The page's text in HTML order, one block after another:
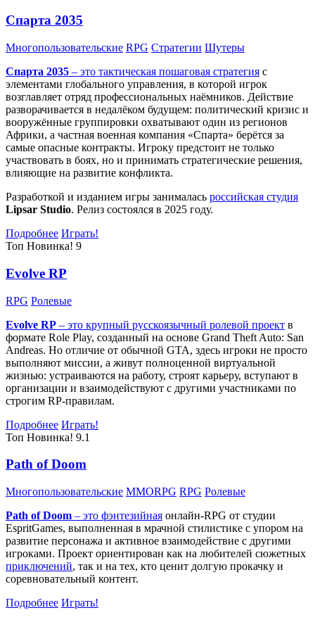
Спарта 2035
Многопользовательские RPG Стратегии Шутеры
Спарта 2035 – это тактическая пошаговая стратегия с
элементами глобального управления, в которой игрок
возглавляет отряд профессиональных наёмников. Действие
разворачивается в недалёком будущем: политический кризис и
вооружённые группировки охватывают один из регионов
Африки, а частная военная компания «Спарта» берётся за
самые опасные контракты. Игроку предстоит не только
участвовать в боях, но и принимать стратегические решения,
влияющие на развитие конфликта.
Разработкой и изданием игры занималась российская студия
Lipsar Studio. Релиз состоялся в 2025 году.
Подробнее Играть!
Топ Новинка! 9
Evolve RP
RPG Ролевые
Evolve RP – это крупный русскоязычный ролевой проект в
формате Role Play, созданный на основе Grand Theft Auto: San
Andreas. Но отличие от обычной GTA, здесь игроки не просто
выполняют миссии, а живут полноценной виртуальной
жизнью: устраиваются на работу, строят карьеру, вступают в
организации и взаимодействуют с другими участниками по
строгим RP-правилам.
Подробнее Играть!
Топ Новинка! 9.1
Path of Doom
Многопользовательские MMORPG RPG Ролевые
Path of Doom – это фэнтезийная онлайн-RPG от студии
EspritGames, выполненная в мрачной стилистике с упором на
развитие персонажа и активное взаимодействие с другими
игроками. Проект ориентирован как на любителей сюжетных
приключений, так и на тех, кто ценит долгую прокачку и
соревновательный контент.
Подробнее Играть!